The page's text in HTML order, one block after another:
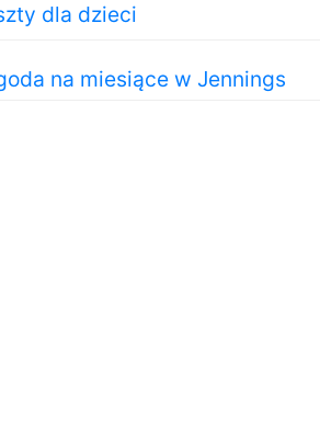
dla dzieci
na miesiące w Jennings